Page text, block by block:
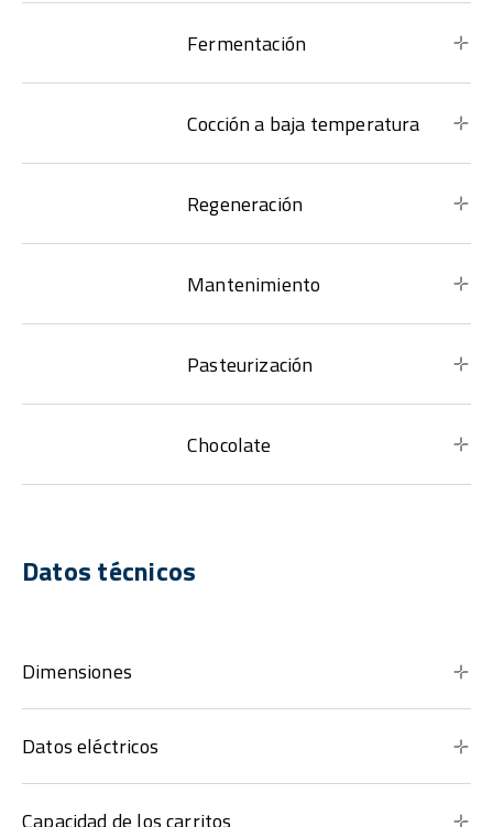
Fermentación
Cocción a baja temperatura
Regeneración
Mantenimiento
Pasteurización
Chocolate
Datos técnicos
Dimensiones
Datos eléctricos
Capacidad de los carritos